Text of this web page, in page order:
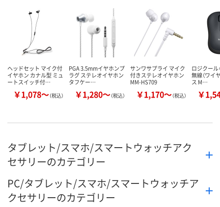
した
カ
ヘッドセット マイク付
イヤホン カナル型 ミュ
ートスイッチ付…
￥1,078～（税込）
PGA 3.5mmイヤホンプ
ラグ ステレオイヤホン
タフケー…
￥1,280～（税込）
サンワサプライ マイク
付きステレオイヤホン
MM-HS709
￥1,170～（税込）
ロジクール
無線（ワイ
ス M…
￥
タブレット/スマホ/スマートウォッチアク
セサリーのカテゴリー
PC/タブレット/スマホ/スマートウォッチア
クセサリーのカテゴリー